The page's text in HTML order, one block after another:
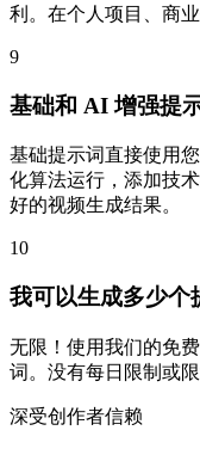
利。在个人项目、商
9
基础和 AI 增强提
基础提示词直接使用
化算法运行，添加技
好的视频生成结果。
10
我可以生成多少个
无限！使用我们的免
词。没有每日限制或限
深受创作者信赖